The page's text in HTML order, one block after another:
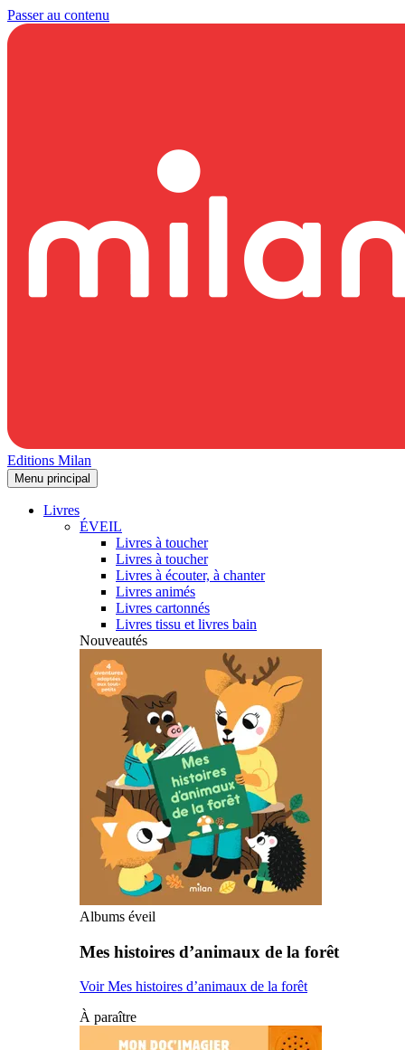
Passer au contenu
Editions Milan
Menu principal
Livres
ÉVEIL
Livres à toucher
Livres à toucher
Livres à écouter, à chanter
Livres animés
Livres cartonnés
Livres tissu et livres bain
Nouveautés
Albums éveil
Mes histoires d’animaux de la forêt
Voir Mes histoires d’animaux de la forêt
À paraître